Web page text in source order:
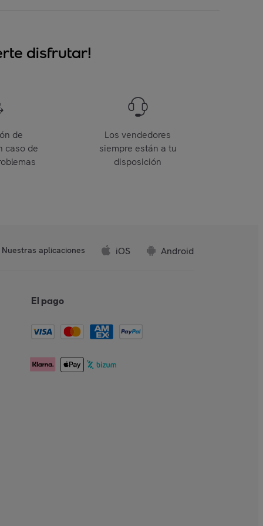
disfrutar!
de
caso de
Los vendedores
siempre están a tu
disposición
Nuestras aplicaciones iOS Android
El pago